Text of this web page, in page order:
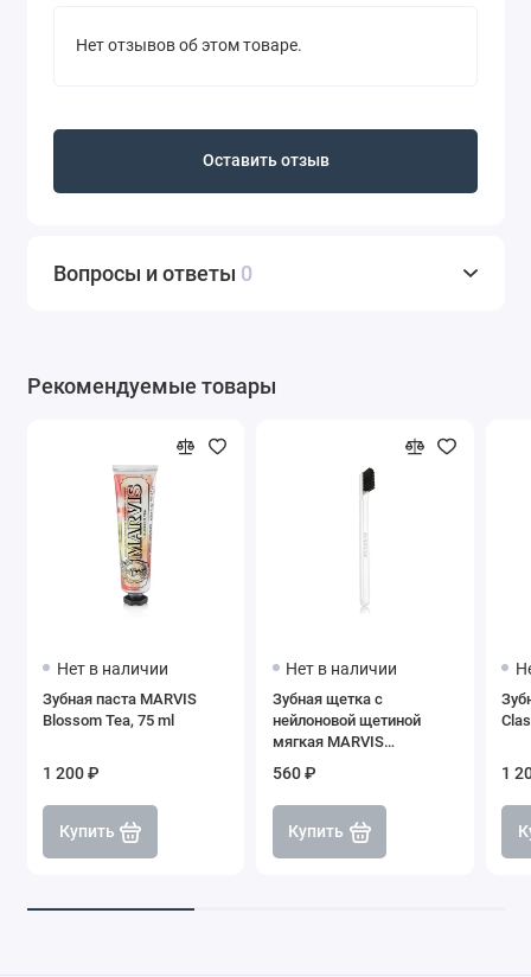
Нет отзывов об этом товаре.
Оставить отзыв
Вопросы и ответы 0
Рекомендуемые товары
Нет в наличии
Зубная паста MARVIS
Blossom Tea, 75 ml
1 200 ₽
Купить
Нет в наличии
Зубная щетка с
нейлоновой щетиной
мягкая MARVIS
Toothbrush White Soft
560 ₽
Купить
1